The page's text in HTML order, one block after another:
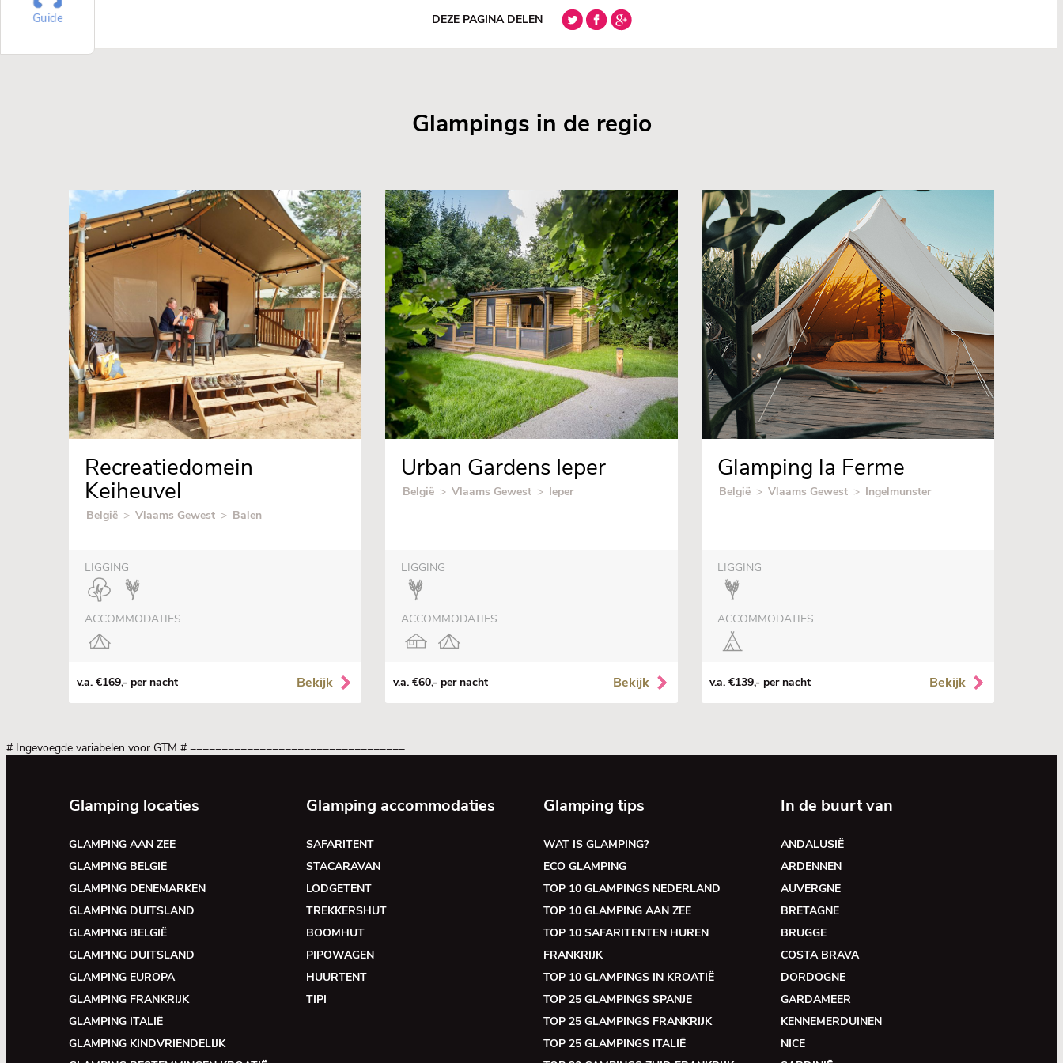
DEZE PAGINA DELEN
Glampings in de regio
Recreatiedomein
Keiheuvel
België > Vlaams Gewest > Balen
LIGGING
ACCOMMODATIES
v.a. €169,- per nacht Bekijk
Urban Gardens Ieper
België > Vlaams Gewest > Ieper
LIGGING
ACCOMMODATIES
v.a. €60,- per nacht Bekijk
Glamping la Ferme
België > Vlaams Gewest > Ingelmunster
LIGGING
ACCOMMODATIES
v.a. €139,- per nacht Bekijk
Guide
# Ingevoegde variabelen voor GTM # ==================================
Glamping locaties
GLAMPING AAN ZEE
GLAMPING BELGIË
GLAMPING DENEMARKEN
GLAMPING DUITSLAND
GLAMPING BELGIË
GLAMPING DUITSLAND
GLAMPING EUROPA
GLAMPING FRANKRIJK
GLAMPING ITALIË
GLAMPING KINDVRIENDELIJK
Glamping accommodaties
SAFARITENT
STACARAVAN
LODGETENT
TREKKERSHUT
BOOMHUT
PIPOWAGEN
HUURTENT
TIPI
Glamping tips
WAT IS GLAMPING?
ECO GLAMPING
TOP 10 GLAMPINGS NEDERLAND
TOP 10 GLAMPING AAN ZEE
TOP 10 SAFARITENTEN HUREN
FRANKRIJK
TOP 10 GLAMPINGS IN KROATIË
TOP 25 GLAMPINGS SPANJE
TOP 25 GLAMPINGS FRANKRIJK
TOP 25 GLAMPINGS ITALIË
In de buurt van
ANDALUSIË
ARDENNEN
AUVERGNE
BRETAGNE
BRUGGE
COSTA BRAVA
DORDOGNE
GARDAMEER
KENNEMERDUINEN
NICE